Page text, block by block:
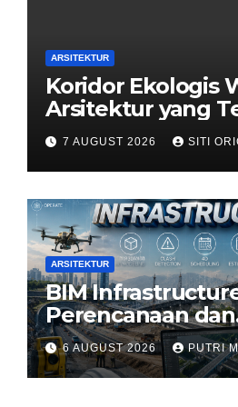
ARSITEKTUR
Koridor Ekologis
Arsitektur yang
dengan Alam
7 AUGUST 2026 SITI
ARSITEKTUR
BIM
Perencanaan dan
Pengelolaan
6 AUGUST 2026 PUTRI